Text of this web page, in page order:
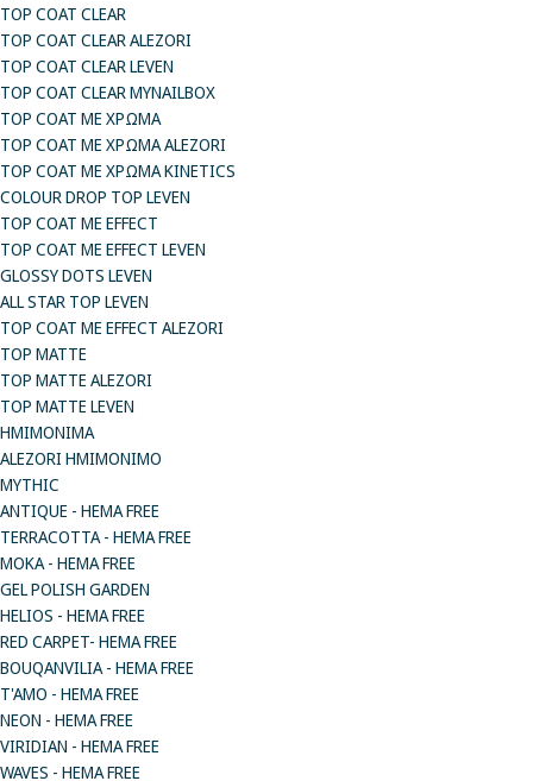
TOP COAT CLEAR
TOP COAT CLEAR ALEZORI
TOP COAT CLEAR LEVEN
TOP COAT CLEAR MYNAILBOX
TOP COAT ΜΕ ΧΡΩΜΑ
TOP COAT ΜΕ ΧΡΩΜΑ ALEZORI
TOP COAT ΜΕ ΧΡΩΜΑ KINETICS
COLOUR DROP TOP LEVEN
TOP COAT ΜΕ EFFECT
TOP COAT ME EFFECT LEVEN
GLOSSY DOTS LEVEN
ALL STAR TOP LEVEN
TOP COAT ME EFFECT ALEZORI
TOP MATTE
TOP MATTE ALEZORI
TOP MATTE LEVEN
ΗΜΙΜΟΝΙΜΑ
ALEZORI ΗΜΙΜΟΝΙΜΟ
MYTHIC
ANTIQUE - HEMA FREE
TERRACOTTA - HEMA FREE
MOKA - HEMA FREE
GEL POLISH GARDEN
HELIOS - HEMA FREE
RED CARPET- HEMA FREE
BOUQANVILIA - HEMA FREE
T'AMO - HEMA FREE
NEON - HEMA FREE
VIRIDIAN - HEMA FREE
WAVES - HEMA FREE